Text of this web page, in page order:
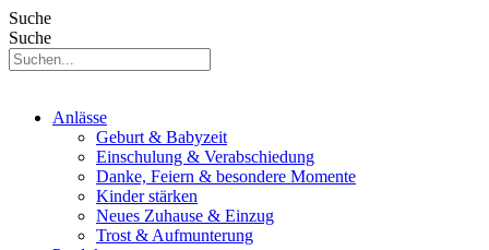
Suche
Suche
Anlässe
Geburt & Babyzeit
Einschulung & Verabschiedung
Danke, Feiern & besondere Momente
Kinder stärken
Neues Zuhause & Einzug
Trost & Aufmunterung